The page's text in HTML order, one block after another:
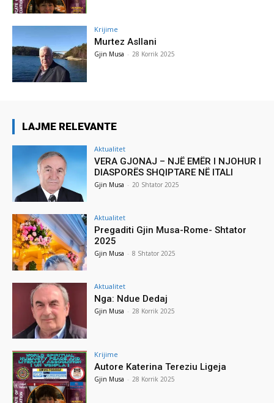
Krijime
Murtez Asllani
Gjin Musa - 28 Korrik 2025
LAJME RELEVANTE
Aktualitet
VERA GJONAJ – NJË EMËR I NJOHUR I
DIASPORËS SHQIPTARE NË ITALI
Gjin Musa - 20 Shtator 2025
Aktualitet
Pregaditi Gjin Musa-Rome- Shtator
2025
Gjin Musa - 8 Shtator 2025
Aktualitet
Nga: Ndue Dedaj
Gjin Musa - 28 Korrik 2025
Krijime
Autore Katerina Tereziu Ligeja
Gjin Musa - 28 Korrik 2025